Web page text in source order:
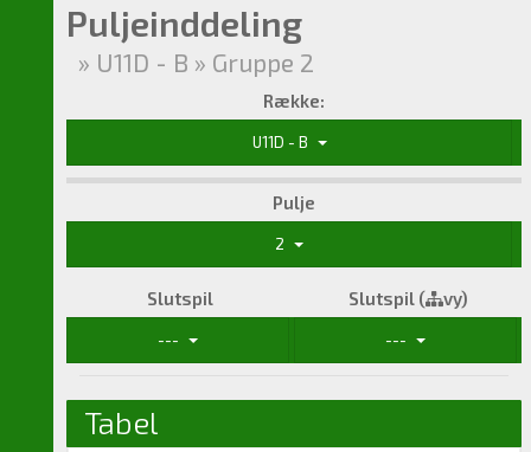
Puljeinddeling
» U11D - B » Gruppe 2
Række:
U11D - B
Pulje
2
Slutspil Slutspil ( vy)
--- ---
Tabel